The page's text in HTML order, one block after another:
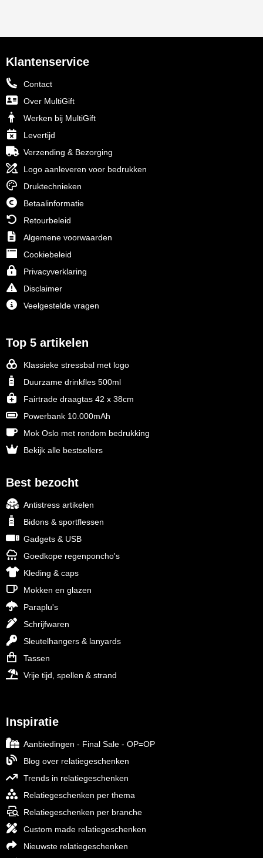
Klantenservice
Contact
Over MultiGift
Werken bij MultiGift
Levertijd
Verzending & Bezorging
Logo aanleveren voor bedrukken
Druktechnieken
Betaalinformatie
Retourbeleid
Algemene voorwaarden
Cookiebeleid
Privacyverklaring
Disclaimer
Veelgestelde vragen
Top 5 artikelen
Klassieke stressbal met logo
Duurzame drinkfles 500ml
Fairtrade draagtas 42 x 38cm
Powerbank 10.000mAh
Mok Oslo met rondom bedrukking
Bekijk alle bestsellers
Best bezocht
Antistress artikelen
Bidons & sportflessen
Gadgets & USB
Goedkope regenponcho's
Kleding & caps
Mokken en glazen
Paraplu's
Schrijfwaren
Sleutelhangers & lanyards
Tassen
Vrije tijd, spellen & strand
Inspiratie
Aanbiedingen - Final Sale - OP=OP
Blog over relatiegeschenken
Trends in relatiegeschenken
Relatiegeschenken per thema
Relatiegeschenken per branche
Custom made relatiegeschenken
Nieuwste relatiegeschenken